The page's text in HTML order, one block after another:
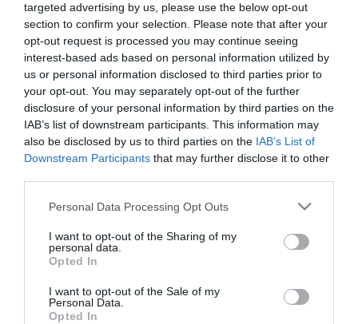
targeted advertising by us, please use the below opt-out
section to confirm your selection. Please note that after your
opt-out request is processed you may continue seeing
interest-based ads based on personal information utilized by
us or personal information disclosed to third parties prior to
your opt-out. You may separately opt-out of the further
disclosure of your personal information by third parties on the
IAB’s list of downstream participants. This information may
also be disclosed by us to third parties on the IAB’s List of
Downstream Participants that may further disclose it to other
Please note that this website/app uses one or more Google
not limited to your visit or usage behaviour. You may click to
grant or deny consent to Google and its third-party tags to
use your data for below specified purposes in below Google
consent section.
Personal Data Processing Opt Outs
I want to opt-out of the Sharing of my
personal data.
Opted In
I want to opt-out of the Sale of my
Personal Data.
Opted In
ΤΕΧΝΟΛΟΓΙΕΣ
Η Profile Software παρουσιάζει
τη λύση RegiStar
31.01.2024